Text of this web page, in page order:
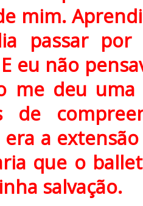
mim.
passar
eu não
me deu
de
a
que o
salvação.